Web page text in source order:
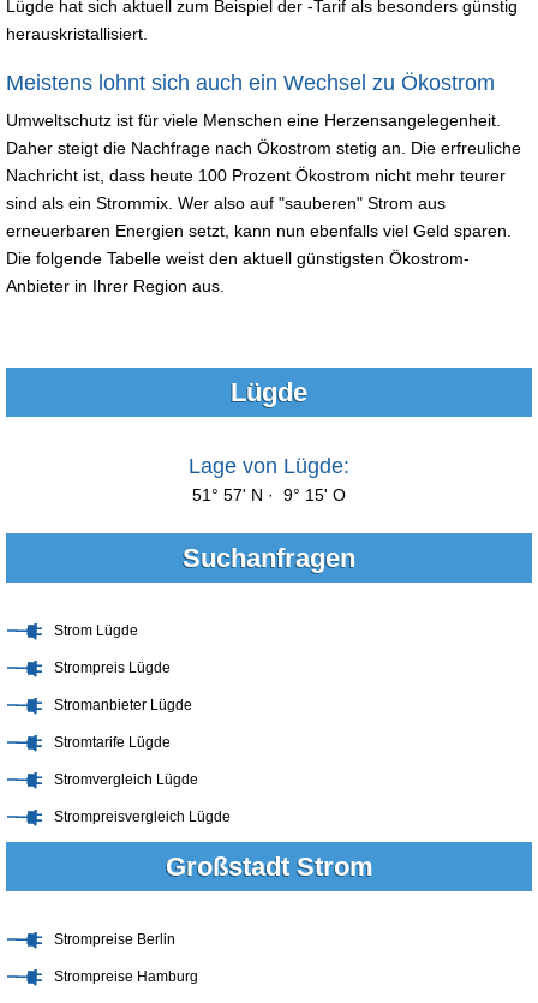
Lügde hat sich aktuell zum Beispiel der -Tarif als besonders günstig
herauskristallisiert.
Meistens lohnt sich auch ein Wechsel zu Ökostrom
Umweltschutz ist für viele Menschen eine Herzensangelegenheit.
Daher steigt die Nachfrage nach Ökostrom stetig an. Die erfreuliche
Nachricht ist, dass heute 100 Prozent Ökostrom nicht mehr teurer
sind als ein Strommix. Wer also auf "sauberen" Strom aus
erneuerbaren Energien setzt, kann nun ebenfalls viel Geld sparen.
Die folgende Tabelle weist den aktuell günstigsten Ökostrom-
Anbieter in Ihrer Region aus.
Lügde
Lage von Lügde:
51° 57' N · 9° 15' O
Suchanfragen
Strom Lügde
Strompreis Lügde
Stromanbieter Lügde
Stromtarife Lügde
Stromvergleich Lügde
Strompreisvergleich Lügde
Großstadt Strom
Strompreise Berlin
Strompreise Hamburg